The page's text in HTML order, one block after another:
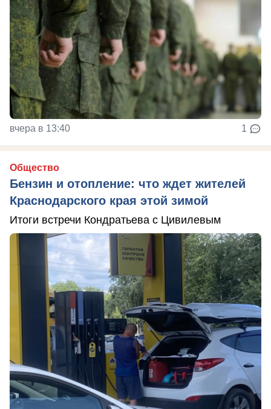
вчера в 13:40 1
Общество
Бензин и отопление: что ждет жителей
Краснодарского края этой зимой
Итоги встречи Кондратьева с Цивилевым